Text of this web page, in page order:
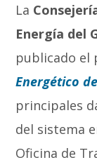
La
Energía del
publicado el
Energético
principales
del sistema
Oficina de